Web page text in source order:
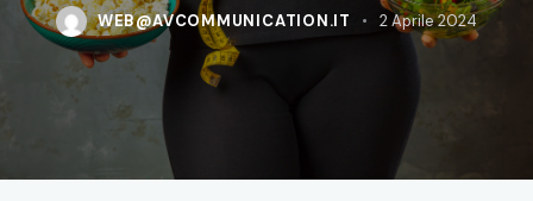
WEB@AVCOMMUNICATION.IT 2 Aprile 2024